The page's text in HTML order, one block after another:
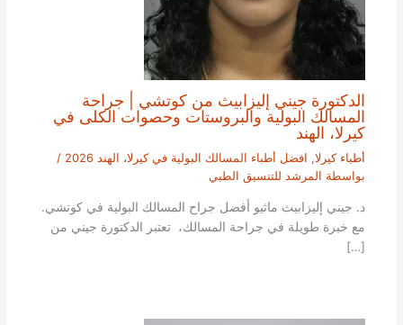
الدكتورة جيني إليزابيث من كوتشي | جراحة
المسالك البولية والبروستات وحصوات الكلى في
كيرلا، الهند
أطباء كيرلا, افضل أطباء المسالك البولية في كيرلا، الهند 2026
/
بواسطة المرشد للتنسيق الطبي
د. جيني إليزابيث ماثيو أفضل جراح المسالك البولية في كوتشي.
مع خبرة طويلة في جراحة المسالك، تعتبر الدكتورة جيني من
[…]